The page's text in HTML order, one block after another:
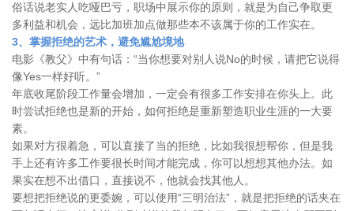
俗话说老实人吃哑巴亏，职场中展示你的原则，就是为自己争取更
多利益和机会，远比加班加点做那些本不该属于你的工作实在。
3、掌握拒绝的艺术，避免尴尬境地
电影《教父》中有句话：“当你想要对别人说No的时候，请把它说得
像Yes一样好听。”
年底收尾阶段工作量会增加，一定会有很多工作安排在你头上。此
时尝试拒绝也是新的开始，如何拒绝是重新塑造职业生涯的一大要
素。
如果对方很着急，可以直接了当的拒绝，比如我很想帮你，但是我
手上还有许多工作要很长时间才能完成，你可以想想其他办法。如
果实在想不出借口，直接说不，他就会找其他人。
要想把拒绝说的更委婉，可以使用“三明治法”，就是把拒绝的话夹在